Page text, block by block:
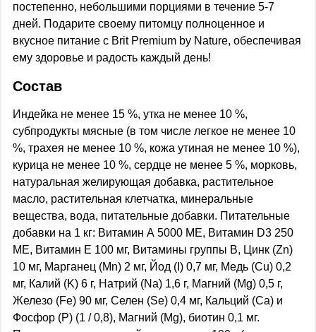
постепенно, небольшими порциями в течение 5-7
дней. Подарите своему питомцу полноценное и
вкусное питание с Brit Premium by Nature, обеспечивая
ему здоровье и радость каждый день!
Состав
Индейка не менее 15 %, утка не менее 10 %,
субпродукты мясные (в том числе легкое не менее 10
%, трахея не менее 10 %, кожа утиная не менее 10 %),
курица не менее 10 %, сердце не менее 5 %, морковь,
натуральная желирующая добавка, растительное
масло, растительная клетчатка, минеральные
вещества, вода, питательные добавки. Питательные
добавки на 1 кг: Витамин А 5000 МЕ, Витамин D3 250
МЕ, Витамин Е 100 мг, Витамины группы B, Цинк (Zn)
10 мг, Марганец (Mn) 2 мг, Йод (I) 0,7 мг, Mедь (Cu) 0,2
мг, Калий (K) 6 г, Натрий (Na) 1,6 г, Магний (Mg) 0,5 г,
Железо (Fe) 90 мг, Селен (Se) 0,4 мг, Кальций (Ca) и
Фосфор (P) (1 / 0,8), Магний (Mg), биотин 0,1 мг.